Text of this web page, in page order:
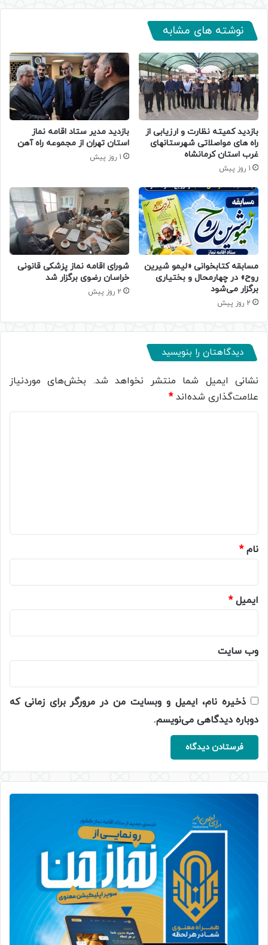
نوشته های مشابه
بازدید کمیته نظارت و ارزیابی از
راه های مواصلاتی شهرستانهای
غرب استان کرمانشاه
1 روز پیش
بازدید مدیر ستاد اقامه نماز
استان تهران از مجموعه راه آهن
1 روز پیش
مسابقه کتابخوانی «لیمو شیرین
روح» در چهارمحال و بختیاری
برگزار می‌شود
2 روز پیش
شورای اقامه نماز پزشکی قانونی
خراسان رضوی برگزار شد
2 روز پیش
دیدگاهتان را بنویسید
نشانی ایمیل شما منتشر نخواهد شد. بخش‌های موردنیاز
علامت‌گذاری شده‌اند*
نام*
ایمیل*
وب‌ سایت
ذخیره نام، ایمیل و وبسایت من در مرورگر برای زمانی که
دوباره دیدگاهی می‌نویسم.